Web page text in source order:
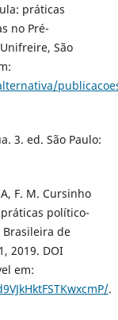
práticas
no Pré-
São
3. ed. São Paulo:
F. M. Cursinho
político-
Brasileira de
2019. DOI
em:
.